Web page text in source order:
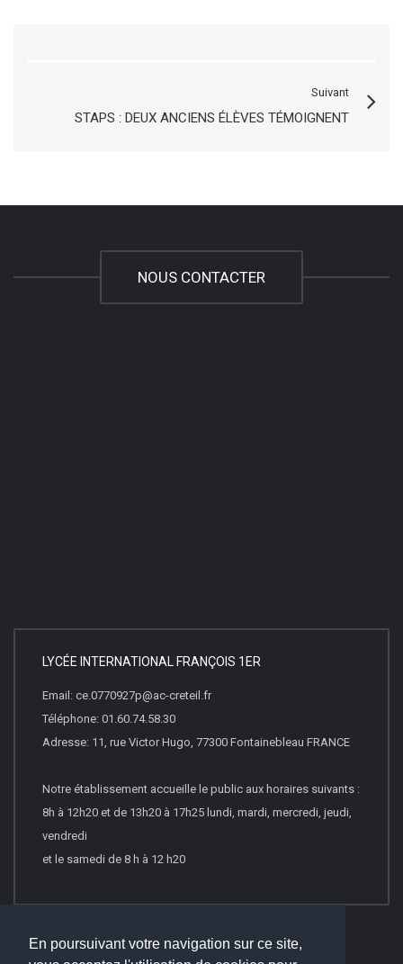
En poursuivant votre navigation sur ce site,
Suivant
STAPS : DEUX ANCIENS ÉLÈVES TÉMOIGNENT
NOUS CONTACTER
LYCÉE INTERNATIONAL FRANÇOIS 1ER
Email: ce.0770927p@ac-creteil.fr
Téléphone: 01.60.74.58.30
Adresse: 11, rue Victor Hugo, 77300 Fontainebleau FRANCE
Notre établissement accueille le public aux horaires suivants :
8h à 12h20 et de 13h20 à 17h25 lundi, mardi, mercredi, jeudi,
vendredi
et le samedi de 8 h à 12 h20